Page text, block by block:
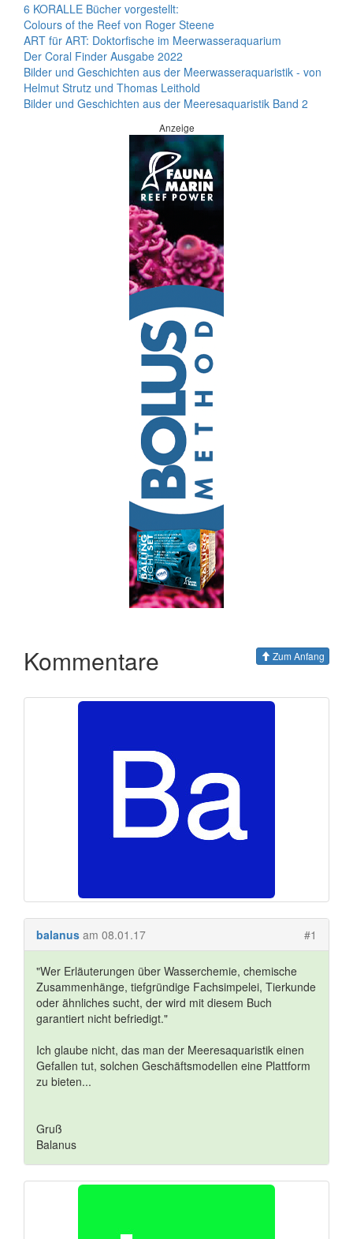
6 KORALLE Bücher vorgestellt:
Colours of the Reef von Roger Steene
ART für ART: Doktorfische im Meerwasseraquarium
Der Coral Finder Ausgabe 2022
Bilder und Geschichten aus der Meerwasseraquaristik - von
Helmut Strutz und Thomas Leithold
Bilder und Geschichten aus der Meeresaquaristik Band 2
Anzeige
Kommentare Zum Anfang
balanus am 08.01.17 #1
"Wer Erläuterungen über Wasserchemie, chemische
Zusammenhänge, tiefgründige Fachsimpelei, Tierkunde
oder ähnliches sucht, der wird mit diesem Buch
garantiert nicht befriedigt."
Ich glaube nicht, das man der Meeresaquaristik einen
Gefallen tut, solchen Geschäftsmodellen eine Plattform
zu bieten...
Gruß
Balanus